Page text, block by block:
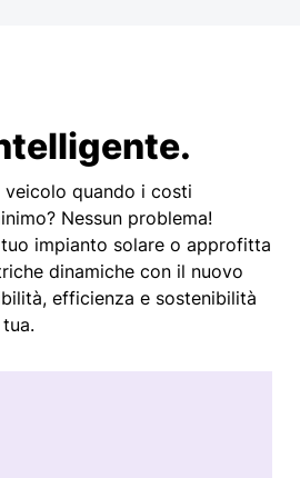
quando i costi
Nessun problema!
impianto solare o approfitta
dinamiche con il nuovo
efficienza e sostenibilità